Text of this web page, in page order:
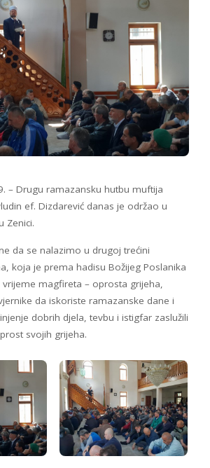
– Drugu ramazansku hutbu muftija
ef. Dizdarević danas je održao u
Zenici.
da se nalazimo u drugoj trećini
koja je prema hadisu Božijeg Poslanika
magfireta – oprosta grijeha,
da iskoriste ramazanske dane i
dobrih djela, tevbu i istigfar zaslužili
svojih grijeha.